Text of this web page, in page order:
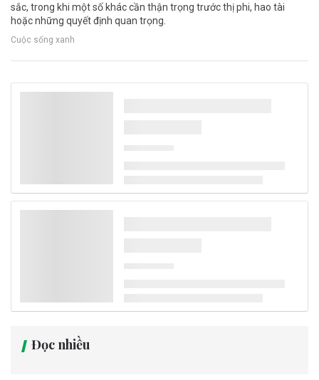
sắc, trong khi một số khác cần thận trọng trước thị phi, hao tài
hoặc những quyết định quan trọng.
Cuộc sống xanh
Việt Nam có 2 đại diện trong top 10 thành
Theo bảng xếp hạng mới công bố của tạp chí Time Out, TP.HCM và